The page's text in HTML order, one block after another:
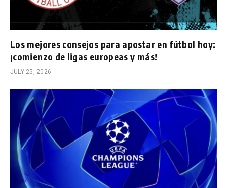
Los mejores consejos para apostar en fútbol hoy:
¡comienzo de ligas europeas y más!
JULY 25, 2026